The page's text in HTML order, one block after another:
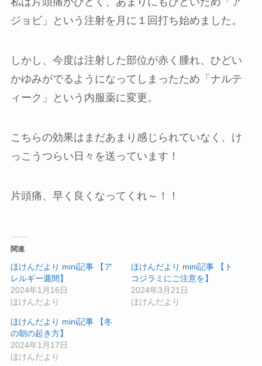
ジョビ」という注射を月に１回打ち始めました。
しかし、今度は注射した部位が赤く腫れ、ひどい
かゆみがでるようになってしまったため「ナルテ
ィーク」という内服薬に変更。
こちらの効果はまだあまり感じられていなく、け
っこうつらい日々を送っています！
片頭痛、早く良くなってくれ～！！
関連
ほけんだより mini記事 【ア
レルギー週間】
2024年1月16日
ほけんだより
ほけんだより mini記事 【ト
コジラミにご注意を】
2024年3月21日
ほけんだより
ほけんだより mini記事 【冬
の朝の起き方】
2024年1月17日
ほけんだより